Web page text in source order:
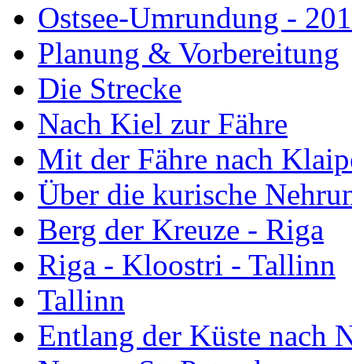
Ostsee-Umrundung -
Planung & Vorbereitung
Die Strecke
Nach Kiel zur Fähre
Mit der Fähre nach
Über die kurische
Berg der Kreuze - Riga
Riga - Kloostri - Tallinn
Tallinn
Entlang der Küste nach